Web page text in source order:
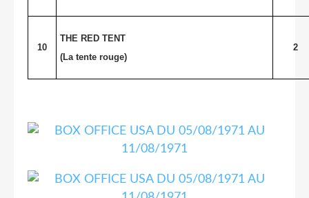
10
THE RED TENT
(La tente rouge)
2